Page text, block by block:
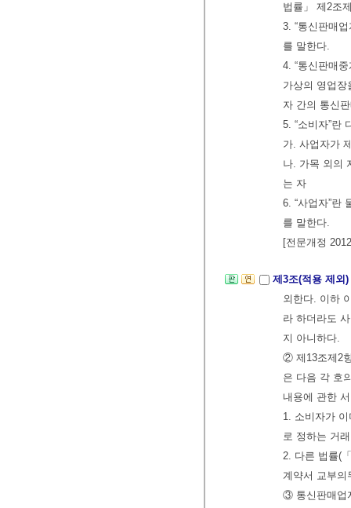
법률」 제2조
3. “통신판매
를 말한다.
4. “통신판매
가상의 영업
자 간의 통신
5. “소비자”란
가. 사업자가
나. 가목 외의
는 자
6. “사업자”란
를 말한다.
[전문개정
제3조(적용 제외)
외한다. 이하
라 하더라도
지 아니하다.
② 제13조제2
은 다음 각 호
내용에 관한
1. 소비자가
로 정하는 거래
2. 다른 법률(
계약서 교부의
③ 통신판매업